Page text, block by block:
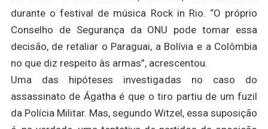
durante o festival de música Rock in Rio. “O próprio
Conselho de Segurança da ONU pode tomar essa
decisão, de retaliar o Paraguai, a Bolívia e a Colômbia
no que diz respeito às armas”, acrescentou.
Uma das hipóteses investigadas no caso do
assassinato de Ágatha é que o tiro partiu de um fuzil
da Polícia Militar. Mas, segundo Witzel, essa suposição